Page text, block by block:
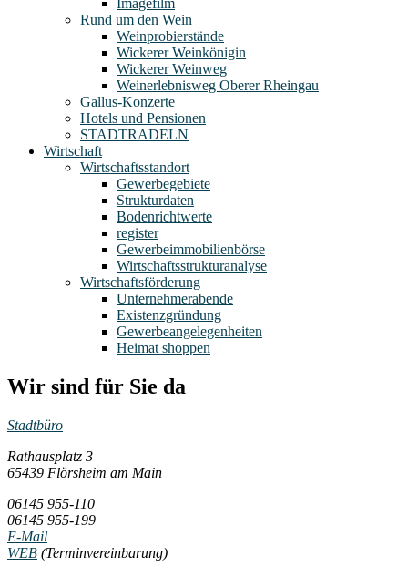
Rund um den Wein
Weinprobierstände
Wickerer Weinkönigin
Wickerer Weinweg
Weinerlebnisweg Oberer Rheingau
Gallus-Konzerte
Hotels und Pensionen
STADTRADELN
Wirtschaft
Wirtschaftsstandort
Gewerbegebiete
Strukturdaten
Bodenrichtwerte
register
Gewerbeimmobilienbörse
Wirtschaftsstrukturanalyse
Wirtschaftsförderung
Unternehmerabende
Existenzgründung
Gewerbeangelegenheiten
Heimat shoppen
Wir sind für Sie da
Stadtbüro
Rathausplatz 3
65439 Flörsheim am Main
06145 955-110
06145 955-199
E-Mail
WEB (Terminvereinbarung)